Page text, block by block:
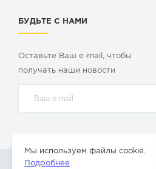
БУДЬТЕ С НАМИ
Оставьте Ваш e-mail, чтобы
получать наши новости
Мы используем файлы cookie.
Подробнее